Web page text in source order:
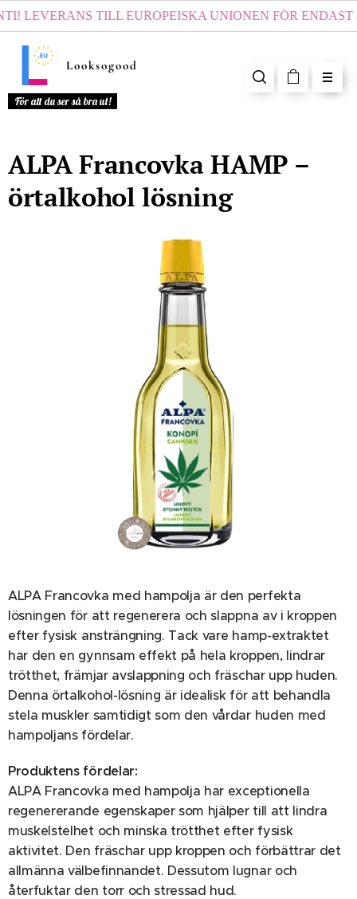
TILL EUROPEISKA UNIONEN FÖR ENDAST
Looksogood
För att du ser så bra ut!
ALPA Francovka HAMP –
örtalkohol lösning
ALPA Francovka med hampolja är den perfekta
lösningen för att regenerera och slappna av i kroppen
efter fysisk ansträngning. Tack vare hamp-extraktet
har den en gynnsam effekt på hela kroppen, lindrar
trötthet, främjar avslappning och fräschar upp huden.
Denna örtalkohol-lösning är idealisk för att behandla
stela muskler samtidigt som den vårdar huden med
hampoljans fördelar.
Produktens fördelar:
ALPA Francovka med hampolja har exceptionella
regenererande egenskaper som hjälper till att lindra
muskelstelhet och minska trötthet efter fysisk
aktivitet. Den fräschar upp kroppen och förbättrar det
allmänna välbefinnandet. Dessutom lugnar och
återfuktar den torr och stressad hud.